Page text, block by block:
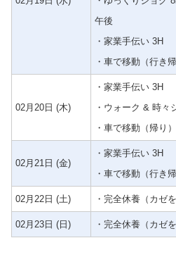
午後
・家業手伝い 3H
・車で移動（行き帰
02月20日 (木)
・家業手伝い 3H
・ウォーク & 時々
・車で移動（帰り）
02月21日 (金)
・家業手伝い 3H
・車で移動（行き帰
02月22日 (土) ・完全休養（カゼ
02月23日 (日) ・完全休養（カゼ